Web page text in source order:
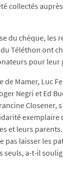
collectés
du chèque, les
Téléthon ont
pour leur
de Mamer, Luc
Negri et Ed
Closener,
exemplaire
et leurs
pas laisser les
seuls, a-t-il